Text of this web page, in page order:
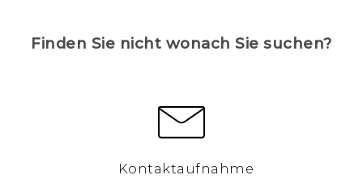
Finden Sie nicht wonach Sie suchen?
Kontaktaufnahme